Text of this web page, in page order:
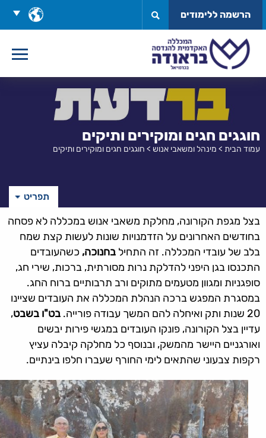
לתוכן
בחר
שפה
הרשמה ללימודים
חוגגים חגים ומוקירים ותיקים
עמוד הבית > מינהל ומשאבי אנוש > חוגגים חגים ומוקירים ותיקים
תפריט
בצל מגפת הקורונה, מחלקת משאבי אנוש במכללה לא פסחה
בחודשים האחרונים על הזדמנויות שונות לעשות קצת שמח
בלב של עובדי המכללה. זה התחיל בחנוכה, כשהעובדים
התכנסו בגן היפני להדלקת נרות מסורתית, ברכות, שירי חג,
סופגניות ומגוון מטעמים מתוקים ורב תרבותיים ברוח החג.
במסגרת המפגש ברכה הנהלת המכללה את העובדים שציינו
20 שנות ותק ואיחלה להם המשך עבודה פורייה.
בט"ו בשבט,
עדיין בצל הקורונה, פונקו העובדים במגשי פירות יבשים
ואורגניים היישר מהמשק, ובנוסף כל מחלקה קיבלה עציץ
רקפות צבעוני שהתאים לימי החורף שעברו חלפו בינתיים.